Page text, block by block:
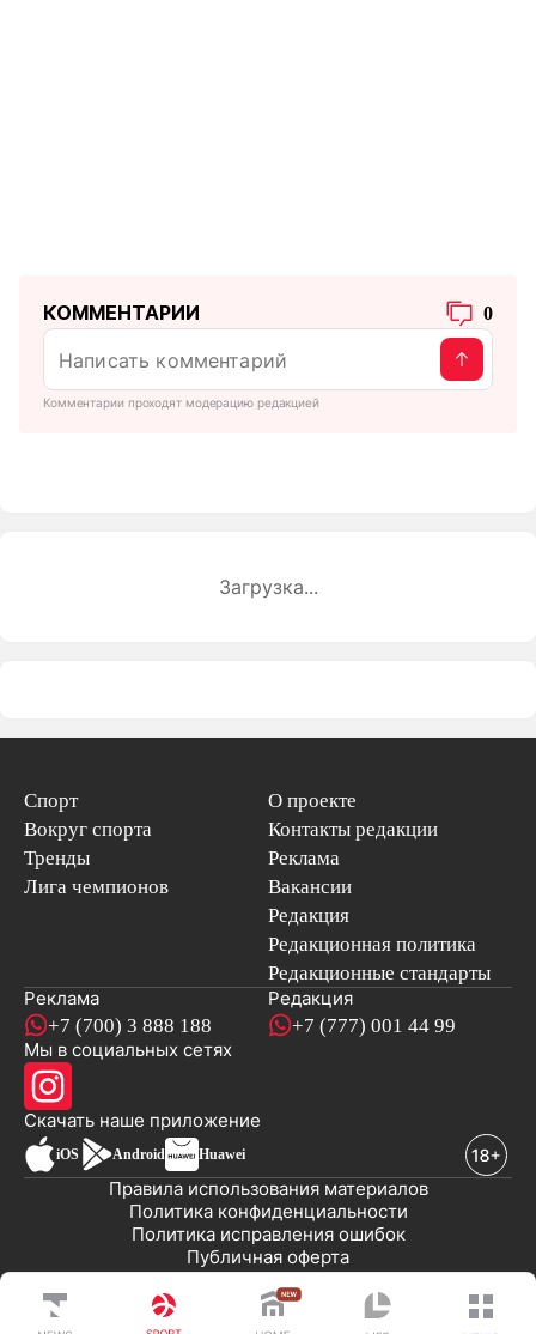
КОММЕНТАРИИ 0
Комментарии проходят модерацию редакцией
Загрузка...
Спорт
Вокруг спорта
Тренды
Лига чемпионов
О проекте
Контакты редакции
Реклама
Вакансии
Редакция
Редакционная политика
Редакционные стандарты
Реклама
+7 (700) 3 888 188
Редакция
+7 (777) 001 44 99
Мы в социальных сетях
Скачать наше приложениеновостей
iOS Android Huawei
Публичная оферта
Политика исправления ошибок
Политика конфиденциальности
Правила использования материалов